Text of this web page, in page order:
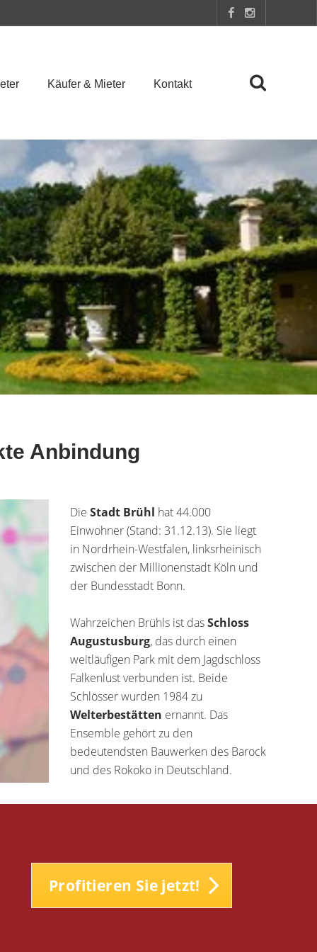
Käufer & Mieter Kontakt
Anbindung
Die Stadt Brühl hat 44.000
Einwohner (Stand: 31.12.13). Sie liegt
in Nordrhein-Westfalen, linksrheinisch
zwischen der Millionenstadt Köln und
der Bundesstadt Bonn.
Wahrzeichen Brühls ist dasSchloss
Augustusburg, das durch einen
weitläufigen Park mit dem Jagdschloss
Falkenlust verbunden ist. Beide
Schlösser wurden 1984 zu
Welterbestätten ernannt. Das
Ensemble gehört zu den
bedeutendsten Bauwerken des Barock
und des Rokoko in Deutschland.
Profitieren Sie jetzt!